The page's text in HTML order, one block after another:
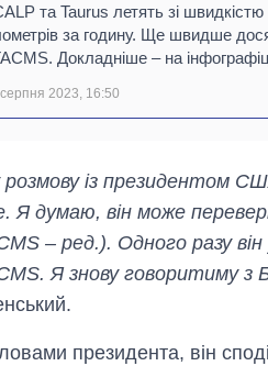
та Taurus летять зі
за годину. Ще швидше
Докладніше – на
2023, 16:50
розмову із президентом
Я думаю, він може
– ред.). Одного разу
Я знову говоритиму з
президента, він